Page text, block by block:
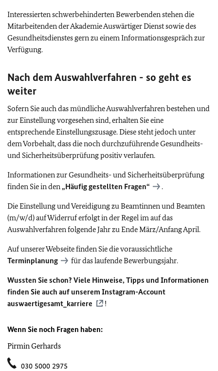
Interessierten schwerbehinderten Bewerbenden stehen die
Mitarbeitenden der Akademie Auswärtiger Dienst sowie des
Gesundheitsdienstes gern zu einem Informationsgespräch zur
Verfügung.
Nach dem Auswahlverfahren - so geht es
weiter
Sofern Sie auch das mündliche Auswahlverfahren bestehen und
zur Einstellung vorgesehen sind, erhalten Sie eine
entsprechende Einstellungszusage. Diese steht jedoch unter
dem Vorbehalt, dass die noch durchzuführende Gesundheits-
und Sicherheitsüberprüfung positiv verlaufen.
Informationen zur Gesundheits- und Sicherheitsüberprüfung
finden Sie in den„Häufig gestellten Fragen“ .
Die Einstellung und Vereidigung zu Beamtinnen und Beamten
(m/w/d) auf Widerruf erfolgt in der Regel im auf das
Auswahlverfahren folgende Jahr zu Ende März/Anfang April.
Auf unserer Webseite finden Sie die voraussichtliche
Terminplanung
für das laufende Bewerbungsjahr.
Wussten Sie schon? Viele Hinweise, Tipps und Informationen
finden Sie auch auf unserem Instagram-Account
auswaertigesamt_karriere
!
Wenn Sie noch Fragen haben:
Pirmin Gerhards
030 5000 2975